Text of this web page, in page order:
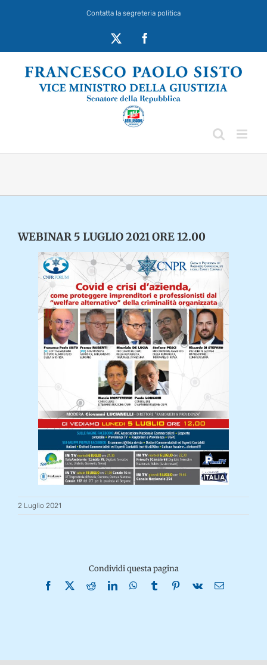
Contatta la segreteria politica
WEBINAR 5 LUGLIO 2021 ORE 12.00
2 Luglio 2021
Condividi questa pagina
Facebook
X RedditLinkedInWhatsApp
TumblrPinterest
Vk Email